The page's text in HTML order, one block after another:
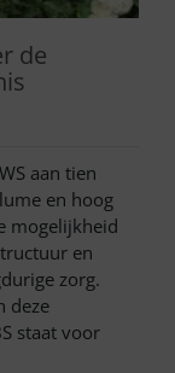
de
aan tien
en hoog
mogelijkheid
en
zorg.
deze
staat voor